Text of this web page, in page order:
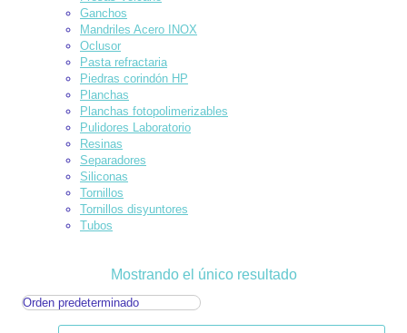
Ganchos
Mandriles Acero INOX
Oclusor
Pasta refractaria
Piedras corindón HP
Planchas
Planchas fotopolimerizables
Pulidores Laboratorio
Resinas
Separadores
Siliconas
Tornillos
Tornillos disyuntores
Tubos
Mostrando el único resultado